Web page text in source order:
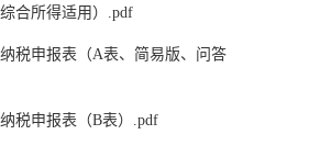
合所得适用）.pdf
税申报表（A表、简易版、问答
税申报表（B表）.pdf